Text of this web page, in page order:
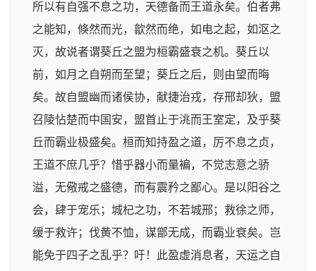
所以有自强不息之功，天德备而王道永矣。伯者弗
之能知，倏然而光，歙然而绝，如电之起，如沤之
灭，故说者谓葵丘之盟为桓霸盛衰之机。葵丘以
前，如月之自朔而至望；葵丘之后，则由望而晦
矣。故自盟幽而诸侯协，献捷治戎，存邢却狄，盟
召陵怗楚而中国安，盟首止于洮而王室定，及乎葵
丘而霸业极盛矣。桓而知持盈之道，厉不息之贞，
王道不庶几乎？惜乎器小而量褊，不觉志意之骄
溢，无儆戒之盛德，而有震矜之鄙心。是以阳谷之
会，肆于宠乐；城杞之功，不若城邢；救徐之师，
缓于救许；伐黄不恤，谋鄫无成，而霸业衰矣。岂
能免于四子之乱乎？吁！此盈虚消息者，天运之自